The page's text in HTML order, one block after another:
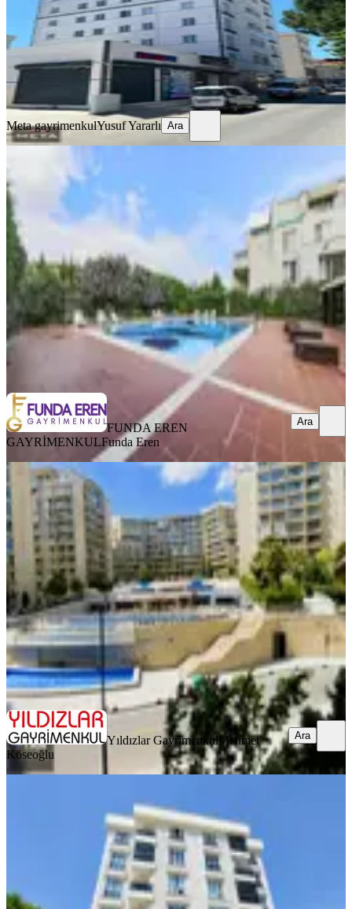
27.000 ₺
Meta gayrimenkul Yusuf Yararlı
Ara
Meta gayrimenkulYusuf Yararlı Ara
Tuzla Akdeniz Evleri 2katlı 2bloklu
Havuzlu Eşyalı Kiralık 1+1
Tuzla, Aydınlı Mahallesi
90 m² 04.08.2026
40.000 ₺
FUNDA EREN GAYRİMENKULFunda Eren
FUNDA EREN
GAYRİMENKULFunda Eren
Ara
SİTE İÇİ
Evora İstanbul Tuzla'da Havuz Cephe
Full Eşyalı 1+1
Tuzla, Aydıntepe Mahallesi
1+1
·60 m²·1. Kat·04.08.2026
40.000 ₺
Yıldızlar Gayrimenkul Mehmet Köseoğlu
Ara
Yıldızlar GayrimenkulMehmet
Köseoğlu
Ara
Mimarsinan Mahallesi'nde | Ulaşıma
Yakın | Kiralık Daire
Tuzla, Mimar Sinan Mahallesi
2+1·90 m²·2. Kat ·03.08.2026
30.000 ₺